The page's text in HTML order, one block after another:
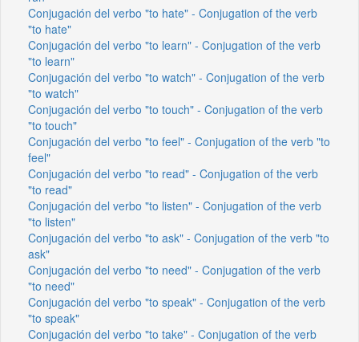
Conjugación del verbo "to hate" - Conjugation of the verb
"to hate"
Conjugación del verbo "to learn" - Conjugation of the verb
"to learn"
Conjugación del verbo "to watch" - Conjugation of the verb
"to watch"
Conjugación del verbo "to touch" - Conjugation of the verb
"to touch"
Conjugación del verbo "to feel" - Conjugation of the verb "to
feel"
Conjugación del verbo "to read" - Conjugation of the verb
"to read"
Conjugación del verbo "to listen" - Conjugation of the verb
"to listen"
Conjugación del verbo "to ask" - Conjugation of the verb "to
ask"
Conjugación del verbo "to need" - Conjugation of the verb
"to need"
Conjugación del verbo "to speak" - Conjugation of the verb
"to speak"
Conjugación del verbo "to take" - Conjugation of the verb